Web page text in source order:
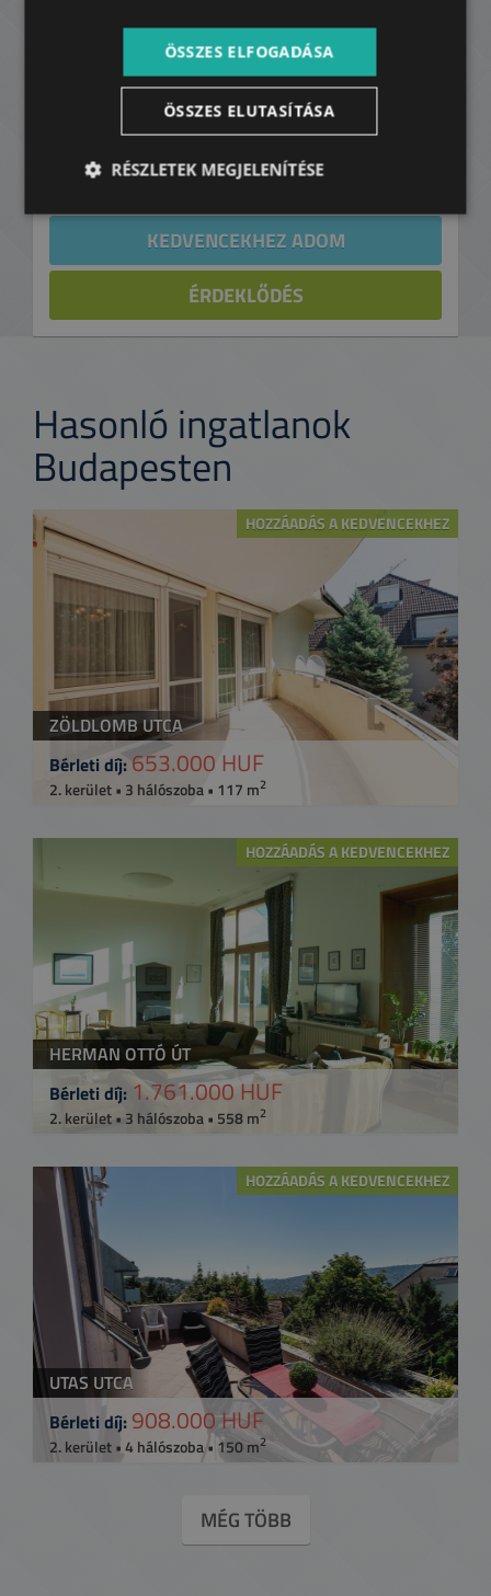
az ár nem tartalmazza a közmű díjakat
Kapcsolat:
Hegedűs Márk
+36 20 773 0805
KEDVENCEKHEZ ADOM
ÉRDEKLŐDÉS
Hasonló ingatlanok
Budapesten
HOZZÁADÁS A KEDVENCEKHEZ
ZÖLDLOMB UTCA
Bérleti díj: 653.000 HUF
2. kerület • 3 hálószoba • 117 m2
HOZZÁADÁS A KEDVENCEKHEZ
HERMAN OTTÓ ÚT
Bérleti díj: 1.761.000 HUF
2. kerület • 3 hálószoba • 558 m2
HOZZÁADÁS A KEDVENCEKHEZ
UTAS UTCA
Bérleti díj: 908.000 HUF
2. kerület • 4 hálószoba • 150 m2
MÉG TÖBB
ÖSSZES ELFOGADÁSA
ÖSSZES ELUTASÍTÁSA
RÉSZLETEK MEGJELENÍTÉSE